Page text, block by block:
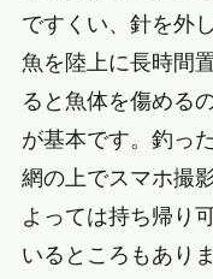
ですくい、針を外
魚を陸上に長時間
ると魚体を傷める
が基本です。釣っ
網の上でスマホ撮
よっては持ち帰り
いるところもあり